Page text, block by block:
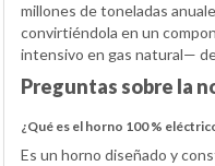
millones de toneladas
convirtiéndola en un
intensivo en gas natural—
Preguntas sobre la
¿Qué es el horno 100 %
Es un horno diseñado y